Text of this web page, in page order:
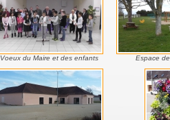
Voeux du Maire et des enfants Espace